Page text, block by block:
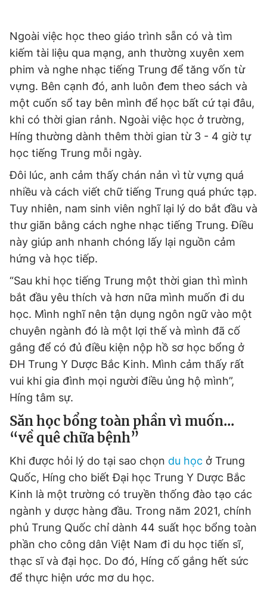
Ngoài việc học theo giáo trình sẵn có và tìm
kiếm tài liệu qua mạng, anh thường xuyên xem
phim và nghe nhạc tiếng Trung để tăng vốn từ
vựng. Bên cạnh đó, anh luôn đem theo sách và
một cuốn sổ tay bên mình để học bất cứ tại đâu,
khi có thời gian rảnh. Ngoài việc học ở trường,
Híng thường dành thêm thời gian từ 3 - 4 giờ tự
học tiếng Trung mỗi ngày.
Đôi lúc, anh cảm thấy chán nản vì từ vựng quá
nhiều và cách viết chữ tiếng Trung quá phức tạp.
Tuy nhiên, nam sinh viên nghĩ lại lý do bắt đầu và
thư giãn bằng cách nghe nhạc tiếng Trung. Điều
này giúp anh nhanh chóng lấy lại nguồn cảm
hứng và học tiếp.
“Sau khi học tiếng Trung một thời gian thì mình
bắt đầu yêu thích và hơn nữa mình muốn đi du
học. Mình nghĩ nên tận dụng ngôn ngữ vào một
chuyên ngành đó là một lợi thế và mình đã cố
gắng để có đủ điều kiện nộp hồ sơ học bổng ở
ĐH Trung Y Dược Bắc Kinh. Mình cảm thấy rất
vui khi gia đình mọi người điều ủng hộ mình”,
Híng tâm sự.
Săn học bổng toàn phần vì muốn...
“về quê chữa bệnh”
Khi được hỏi lý do tại sao chọn du học ở Trung
Quốc, Híng cho biết Đại học Trung Y Dược Bắc
Kinh là một trường có truyền thống đào tạo các
ngành y dược hàng đầu. Trong năm 2021, chính
phủ Trung Quốc chỉ dành 44 suất học bổng toàn
phần cho công dân Việt Nam đi du học tiến sĩ,
thạc sĩ và đại học. Do đó, Híng cố gắng hết sức
để thực hiện ước mơ du học.